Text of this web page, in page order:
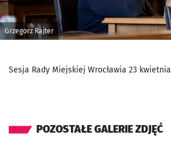
Grzegorz Rajter
Sesja Rady Miejskiej Wrocławia 23 kwietnia
POZOSTAŁE GALERIE ZDJĘĆ